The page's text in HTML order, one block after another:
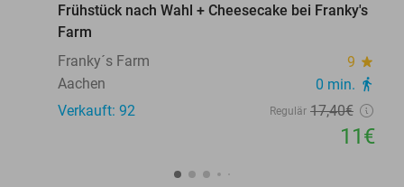
Frühstück nach Wahl + Cheesecake bei Franky's
Farm
Franky´s Farm
9 star
Aachen 0 min. directions_walk
Verkauft: 92 Regulär 17,40€
11€